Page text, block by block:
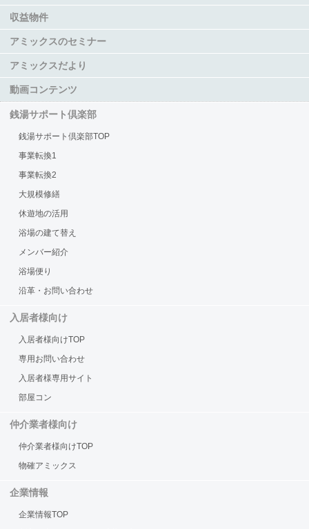
収益物件
アミックスのセミナー
アミックスだより
動画コンテンツ
銭湯サポート倶楽部
銭湯サポート倶楽部TOP
事業転換1
事業転換2
大規模修繕
休遊地の活用
浴場の建て替え
メンバー紹介
浴場便り
沿革・お問い合わせ
入居者様向け
入居者様向けTOP
専用お問い合わせ
入居者様専用サイト
部屋コン
仲介業者様向け
仲介業者様向けTOP
物確アミックス
企業情報
企業情報TOP